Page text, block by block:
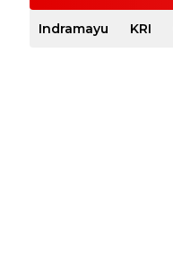
Indramayu KRI